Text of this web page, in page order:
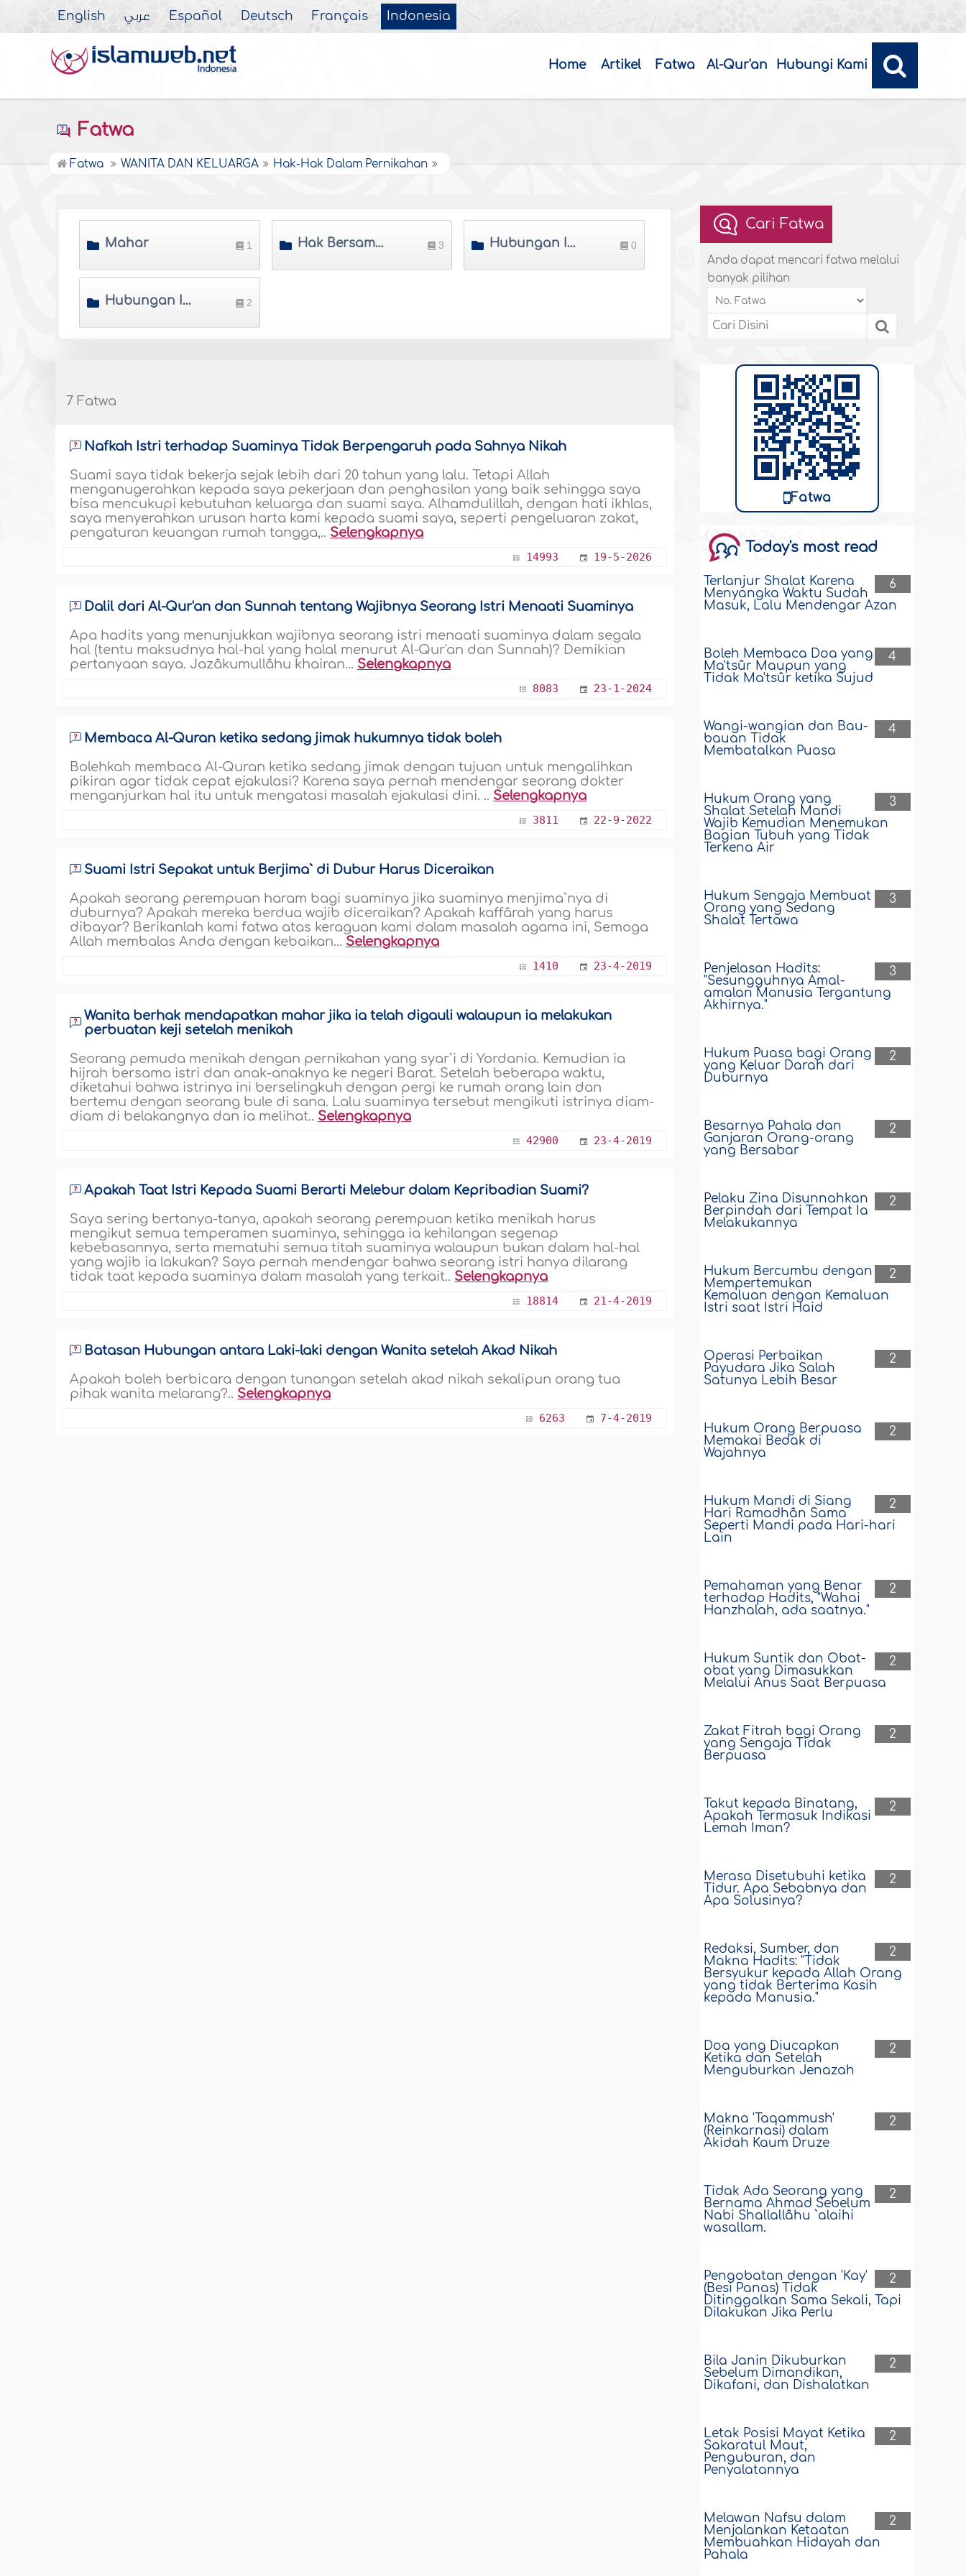
English عربي Español Deutsch Français Indonesia
Home Artikel Fatwa Al-Qur'an Hubungi Kami
Fatwa
Fatwa WANITA DAN KELUARGA Hak-Hak Dalam Pernikahan
Mahar 1 Hak Bersama Suami dan Istri 3 Hubungan Intim Yang Dibenarkan Dalam Pernikahan 0
Hubungan Intim Yang Dilarang Dalam Pernikahan 2
7 Fatwa
Nafkah Istri terhadap Suaminya Tidak Berpengaruh pada Sahnya Nikah
Suami saya tidak bekerja sejak lebih dari 20 tahun yang lalu. Tetapi Allah
menganugerahkan kepada saya pekerjaan dan penghasilan yang baik sehingga saya
bisa mencukupi kebutuhan keluarga dan suami saya. Alhamdulillah, dengan hati ikhlas,
saya menyerahkan urusan harta kami kepada suami saya, seperti pengeluaran zakat,
pengaturan keuangan rumah tangga,.. Selengkapnya
14993 19-5-2026
Dalil dari Al-Qur'an dan Sunnah tentang Wajibnya Seorang Istri Menaati Suaminya
Apa hadits yang menunjukkan wajibnya seorang istri menaati suaminya dalam segala
hal (tentu maksudnya hal-hal yang halal menurut Al-Qur'an dan Sunnah)? Demikian
pertanyaan saya. Jazâkumullâhu khairan... Selengkapnya
8083 23-1-2024
Membaca Al-Quran ketika sedang jimak hukumnya tidak boleh
Bolehkah membaca Al-Quran ketika sedang jimak dengan tujuan untuk mengalihkan
pikiran agar tidak cepat ejakulasi? Karena saya pernah mendengar seorang dokter
menganjurkan hal itu untuk mengatasi masalah ejakulasi dini. .. Selengkapnya
3811 22-9-2022
Suami Istri Sepakat untuk Berjima` di Dubur Harus Diceraikan
Apakah seorang perempuan haram bagi suaminya jika suaminya menjima`nya di
duburnya? Apakah mereka berdua wajib diceraikan? Apakah kaffârah yang harus
dibayar? Berikanlah kami fatwa atas keraguan kami dalam masalah agama ini, Semoga
Allah membalas Anda dengan kebaikan... Selengkapnya
1410 23-4-2019
Wanita berhak mendapatkan mahar jika ia telah digauli walaupun ia melakukan
perbuatan keji setelah menikah
Seorang pemuda menikah dengan pernikahan yang syar`i di Yordania. Kemudian ia
hijrah bersama istri dan anak-anaknya ke negeri Barat. Setelah beberapa waktu,
diketahui bahwa istrinya ini berselingkuh dengan pergi ke rumah orang lain dan
bertemu dengan seorang bule di sana. Lalu suaminya tersebut mengikuti istrinya diam-
diam di belakangnya dan ia melihat.. Selengkapnya
42900 23-4-2019
Apakah Taat Istri Kepada Suami Berarti Melebur dalam Kepribadian Suami?
Saya sering bertanya-tanya, apakah seorang perempuan ketika menikah harus
mengikut semua temperamen suaminya, sehingga ia kehilangan segenap
kebebasannya, serta mematuhi semua titah suaminya walaupun bukan dalam hal-hal
yang wajib ia lakukan? Saya pernah mendengar bahwa seorang istri hanya dilarang
tidak taat kepada suaminya dalam masalah yang terkait.. Selengkapnya
18814 21-4-2019
Batasan Hubungan antara Laki-laki dengan Wanita setelah Akad Nikah
Apakah boleh berbicara dengan tunangan setelah akad nikah sekalipun orang tua
pihak wanita melarang?.. Selengkapnya
6263 7-4-2019
Cari Fatwa
Anda dapat mencari fatwa melalui
banyak pilihan
Fatwa
Today's most read
6
Terlanjur Shalat Karena
Menyangka Waktu Sudah
Masuk, Lalu Mendengar Azan
4
Boleh Membaca Doa yang
Ma'tsûr Maupun yang
Tidak Ma'tsûr ketika Sujud
4
Wangi-wangian dan Bau-
bauan Tidak
Membatalkan Puasa
3
Hukum Orang yang
Shalat Setelah Mandi
Wajib Kemudian Menemukan
Bagian Tubuh yang Tidak
Terkena Air
3
Hukum Sengaja Membuat
Orang yang Sedang
Shalat Tertawa
3
Penjelasan Hadits:
"Sesungguhnya Amal-
amalan Manusia Tergantung
Akhirnya."
2
Hukum Puasa bagi Orang
yang Keluar Darah dari
Duburnya
2
Besarnya Pahala dan
Ganjaran Orang-orang
yang Bersabar
2
Pelaku Zina Disunnahkan
Berpindah dari Tempat Ia
Melakukannya
2
Hukum Bercumbu dengan
Mempertemukan
Kemaluan dengan Kemaluan
Istri saat Istri Haid
2
Operasi Perbaikan
Payudara Jika Salah
Satunya Lebih Besar
2
Hukum Orang Berpuasa
Memakai Bedak di
Wajahnya
2
Hukum Mandi di Siang
Hari Ramadhân Sama
Seperti Mandi pada Hari-hari
Lain
2
Pemahaman yang Benar
terhadap Hadits, "Wahai
Hanzhalah, ada saatnya."
2
Hukum Suntik dan Obat-
obat yang Dimasukkan
Melalui Anus Saat Berpuasa
2
Zakat Fitrah bagi Orang
yang Sengaja Tidak
Berpuasa
2
Takut kepada Binatang,
Apakah Termasuk Indikasi
Lemah Iman?
2
Merasa Disetubuhi ketika
Tidur. Apa Sebabnya dan
Apa Solusinya?
2
Redaksi, Sumber, dan
Makna Hadits: "Tidak
Bersyukur kepada Allah Orang
yang tidak Berterima Kasih
kepada Manusia."
2
Doa yang Diucapkan
Ketika dan Setelah
Menguburkan Jenazah
2
Makna 'Taqammush'
(Reinkarnasi) dalam
Akidah Kaum Druze
2
Tidak Ada Seorang yang
Bernama Ahmad Sebelum
Nabi Shallallâhu `alaihi
wasallam.
2
Pengobatan dengan 'Kay'
(Besi Panas) Tidak
Ditinggalkan Sama Sekali, Tapi
Dilakukan Jika Perlu
2
Bila Janin Dikuburkan
Sebelum Dimandikan,
Dikafani, dan Dishalatkan
2
Letak Posisi Mayat Ketika
Sakaratul Maut,
Penguburan, dan
Penyalatannya
2
Melawan Nafsu dalam
Menjalankan Ketaatan
Membuahkan Hidayah dan
Pahala